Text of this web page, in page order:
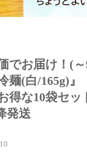
でお届け！(～
麺(白/165g)』
得な10袋セッ
発送